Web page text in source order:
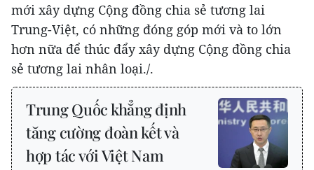
mới xây dựng Cộng đồng chia sẻ tương lai
Trung-Việt, có những đóng góp mới và to lớn
hơn nữa để thúc đẩy xây dựng Cộng đồng chia
sẻ tương lai nhân loại./.
Trung Quốc khẳng định
tăng cường đoàn kết và
hợp tác với Việt Nam